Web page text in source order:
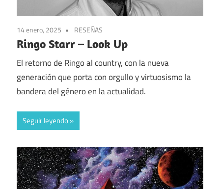
14 enero, 2025 RESEÑAS
Ringo Starr – Look Up
El retorno de Ringo al country, con la nueva
generación que porta con orgullo y virtuosismo la
bandera del género en la actualidad.
Seguir leyendo